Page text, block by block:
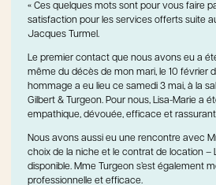
« Ces quelques mots sont pour vous faire
satisfaction pour les services offerts suite
Jacques Turmel.
Le premier contact que nous avons eu a
même du décès de mon mari, le 10 février
hommage a eu lieu ce samedi 3 mai, à la
Gilbert & Turgeon. Pour nous, Lisa-Marie a
empathique, dévouée, efficace et
Nous avons aussi eu une rencontre avec
choix de la niche et le contrat de location –
disponible. Mme Turgeon s’est également
professionnelle et efficace.